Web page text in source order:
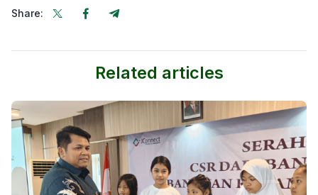
Share:
Related articles